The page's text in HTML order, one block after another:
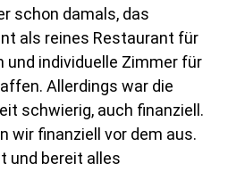
schon damals, das
als reines Restaurant für
und individuelle Zimmer für
Allerdings war die
schwierig, auch finanziell.
wir finanziell vor dem aus.
und bereit alles